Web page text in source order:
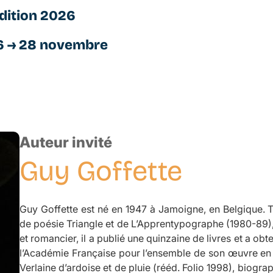
2026
→ 28 novembre
Auteur invité
Guy Goffette
Guy Goffette est né en 1947 à Jamoigne, en
de poésieTriangleet de L’Apprentypographe (1980-
et romancier, il a publié une quinzaine de livres et a
l’Académie Française pour l’ensemble de son œuvre
Verlaine d’ardoise et de pluie (rééd. Folio 1998),